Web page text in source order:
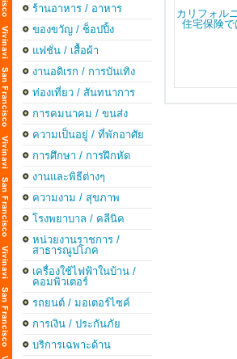
ร้านอาหาร / อาหาร
ของขวัญ / ช็อปปิ้ง
แฟชั่น / เสื้อผ้า
งานอดิเรก / การบันเทิง
ท่องเที่ยว / สันทนาการ
การคมนาคม / ขนส่ง
ความเป็นอยู่ / ที่พักอาศัย
การศึกษา / การฝึกหัด
งานและพิธีต่างๆ
ความงาม / สุขภาพ
โรงพยาบาล / คลีนิค
หน่วยงานราชการ /
สาธารณูปโภค
เครื่องใช้ไฟฟ้าในบ้าน /
คอมพิวเตอร์
รถยนต์ / มอเตอร์ไซค์
การเงิน / ประกันภัย
บริการเฉพาะด้าน